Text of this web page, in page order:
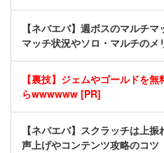
【ネバエバ】週ボスのマルチ
マッチ状況やソロ・マルチのメ
【裏技】ジェムやゴールドを
らwwwwww [PR]
【ネバエバ】スクラッチは上
声上げやコンテンツ攻略のコツ